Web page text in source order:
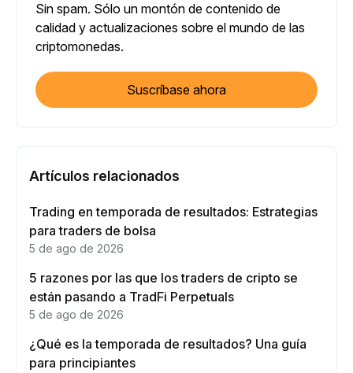
Sin spam. Sólo un montón de contenido de
calidad y actualizaciones sobre el mundo de las
criptomonedas.
Suscríbase ahora
Artículos relacionados
Trading en temporada de resultados: Estrategias
para traders de bolsa
5 de ago de 2026
5 razones por las que los traders de cripto se
están pasando a TradFi Perpetuals
5 de ago de 2026
¿Qué es la temporada de resultados? Una guía
para principiantes